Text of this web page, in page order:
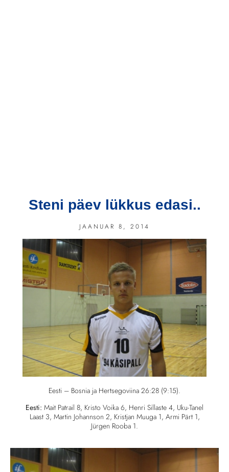
Steni päev lükkus edasi..
JAANUAR 8, 2014
Eesti – Bosnia ja Hertsegoviina 26:28 (9:15).
Eesti: Mait Patrail 8, Kristo Voika 6, Henri Sillaste 4, Uku-Tanel
Laast 3, Martin Johannson 2, Kristjan Muuga 1, Armi Pärt 1,
Jürgen Rooba 1.